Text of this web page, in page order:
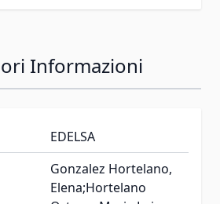
Informazioni
EDELSA
Gonzalez Hortelano,
Elena;Hortelano